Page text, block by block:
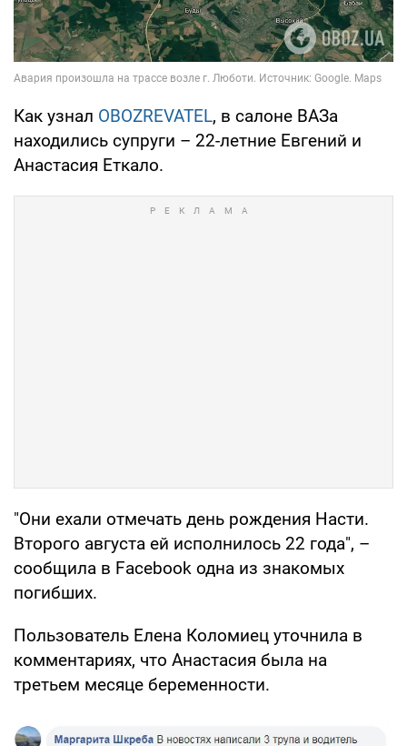
Как узнал OBOZREVATEL, в салоне ВАЗа
находились супруги – 22-летние Евгений и
Анастасия Еткало.
"Они ехали отмечать день рождения Насти.
Второго августа ей исполнилось 22 года", –
сообщила в Facebook одна из знакомых
погибших.
Пользователь Елена Коломиец уточнила в
комментариях, что Анастасия была на
третьем месяце беременности.